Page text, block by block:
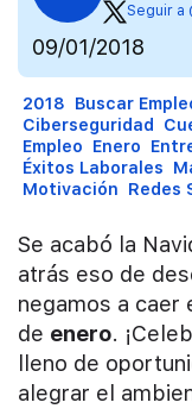
Seguir a
09/01/2018
2018 Buscar
Ciberseguridad
Empleo Enero
Éxitos Laborales
Motivación Redes
Se acabó la
atrás eso de
negamos a caer
de enero.
lleno de
alegrar el